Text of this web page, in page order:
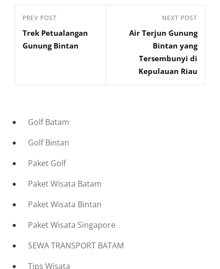
Navigasi
pos
Previous
Post
PREV POST
Trek Petualangan
Gunung Bintan
Post
NEXT POST
Air Terjun Gunung
Bintan yang
Tersembunyi di
Kepulauan Riau
Golf Batam
Golf Bintan
Paket Golf
Paket Wisata Batam
Paket Wisata Bintan
Paket Wisata Singapore
SEWA TRANSPORT BATAM
Tips Wisata